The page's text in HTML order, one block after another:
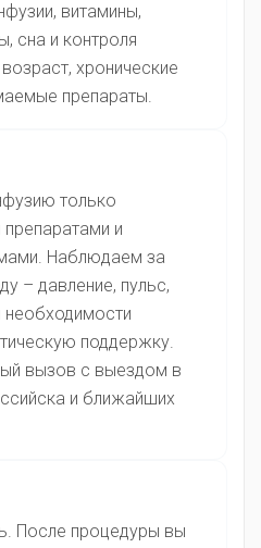
витамины,
сна и контроля
хронические
препараты.
только
и
Наблюдаем за
– давление, пульс,
необходимости
поддержку.
вызов с выездом в
и ближайших
После процедуры вы